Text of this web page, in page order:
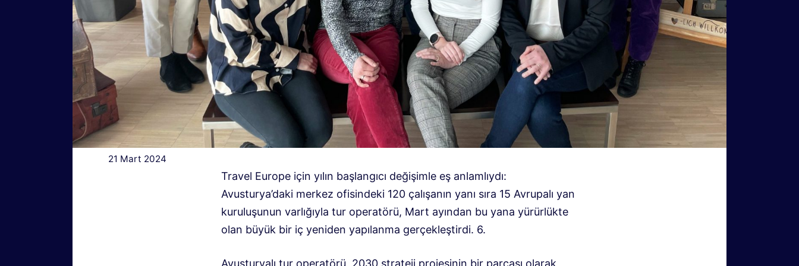
21 Mart 2024
Travel Europe için yılın başlangıcı değişimle eş anlamlıydı:
Avusturya’daki merkez ofisindeki 120 çalışanın yanı sıra 15 Avrupalı ​​yan
kuruluşunun varlığıyla tur operatörü, Mart ayından bu yana yürürlükte
olan büyük bir iç yeniden yapılanma gerçekleştirdi. 6.
Avusturyalı tur operatörü, 2030 strateji projesinin bir parçası olarak,